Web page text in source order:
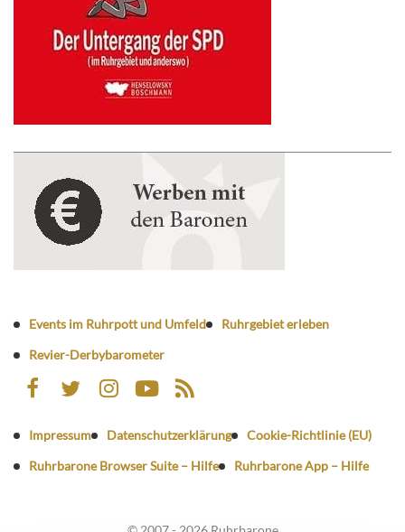
Events im Ruhrpott und Umfeld
Ruhrgebiet erleben
Revier-Derbybarometer
Impressum Datenschutzerklärung
Cookie-Richtlinie (EU)
Ruhrbarone Browser Suite – Hilfe
Ruhrbarone App – Hilfe